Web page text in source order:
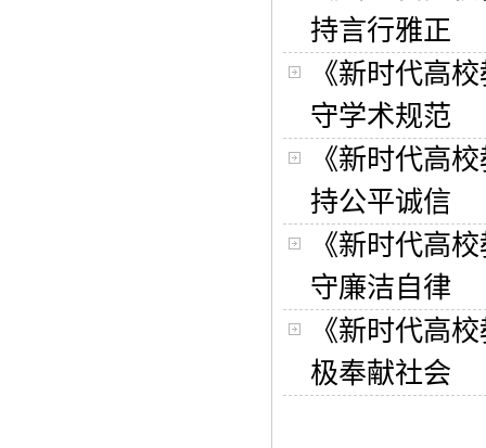
持言行雅正
《新时代高
守学术规范
《新时代高
持公平诚信
《新时代高
守廉洁自律
《新时代高
极奉献社会